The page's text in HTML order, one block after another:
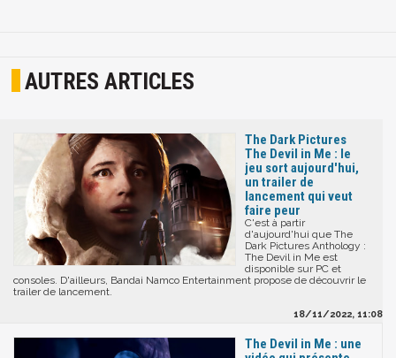
AUTRES ARTICLES
The Dark Pictures
The Devil in Me : le
jeu sort aujourd'hui,
un trailer de
lancement qui veut
faire peur
C'est à partir
d'aujourd'hui que The
Dark Pictures Anthology :
The Devil in Me est
disponible sur PC et
consoles. D'ailleurs, Bandai Namco Entertainment propose de découvrir le
trailer de lancement.
18/11/2022, 11:08
The Devil in Me : une